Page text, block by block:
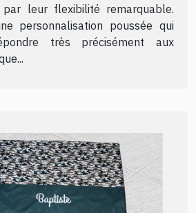
leur flexibilité remarquable.
personnalisation poussée qui
très précisément aux